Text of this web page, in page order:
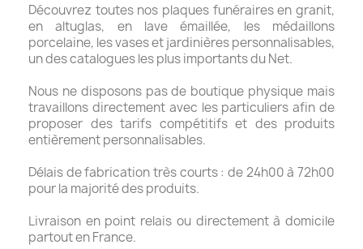
Découvrez toutes nos plaques funéraires en granit,
en altuglas, en lave émaillée, les médaillons
porcelaine, les vases et jardinières personnalisables,
un des catalogues les plus importants du Net.
Nous ne disposons pas de boutique physique mais
travaillons directement avec les particuliers afin de
proposer des tarifs compétitifs et des produits
entièrement personnalisables.
Délais de fabrication très courts : de 24h00 à 72h00
pour la majorité des produits.
Livraison en point relais ou directement à domicile
partout en France.